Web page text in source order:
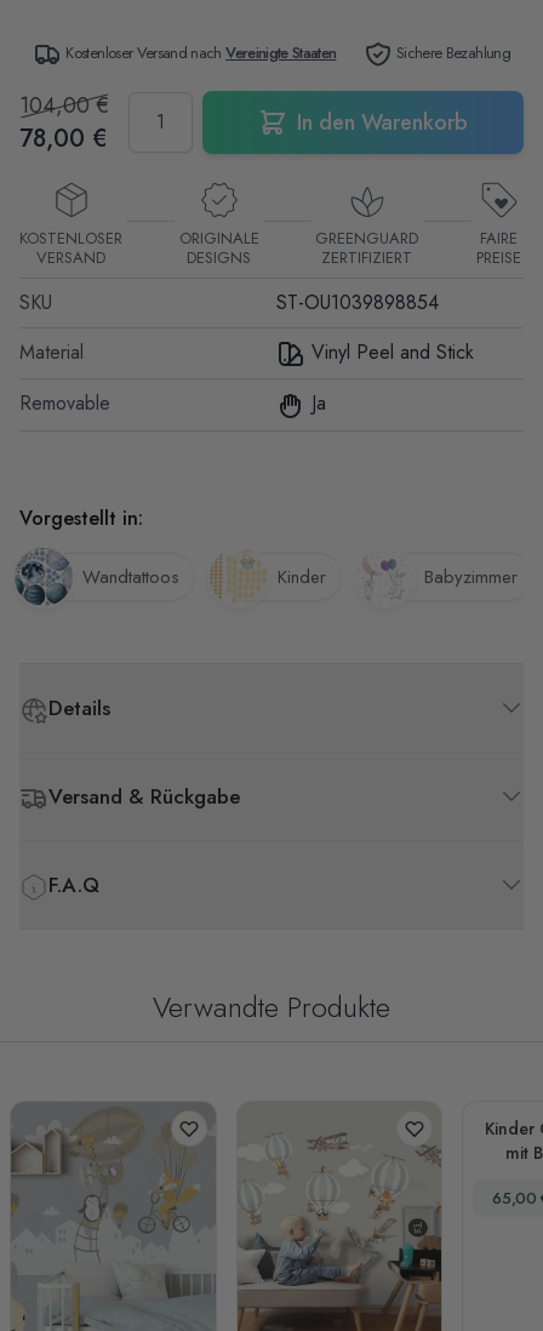
SKU
ST-OU1039898854
Material
Vinyl Peel and Stick
Removable
Ja
Kostenloser Versand nachVereinigte Staaten Sichere Bezahlung
104,00 €
78,00 € In den Warenkorb
KOSTENLOSER
VERSAND
ORIGINALE
DESIGNS
GREENGUARD
ZERTIFIZIERT
FAIRE
PREISE
Details
Versand & Rückgabe
F.A.Q
Vorgestellt in:
Wandtattoos Kinder Babyzimmer
Verwandte Produkte
Kinder
mit
65,00